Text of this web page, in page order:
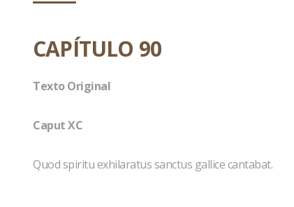
CAPÍTULO 90
Texto Original
Caput XC
Quod spiritu exhilaratus sanctus gallice cantabat.